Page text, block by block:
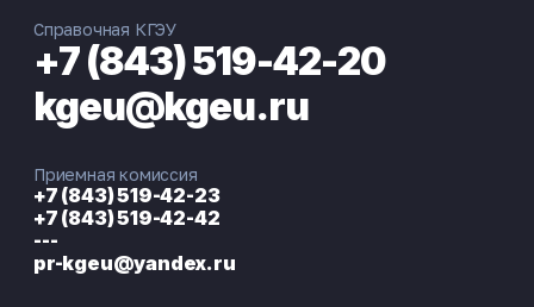
Справочная КГЭУ
+7 (843) 519-42-20
kgeu@kgeu.ru
Приемная комиссия
+7 (843) 519-42-23
+7 (843) 519-42-42
---
pr-kgeu@yandex.ru